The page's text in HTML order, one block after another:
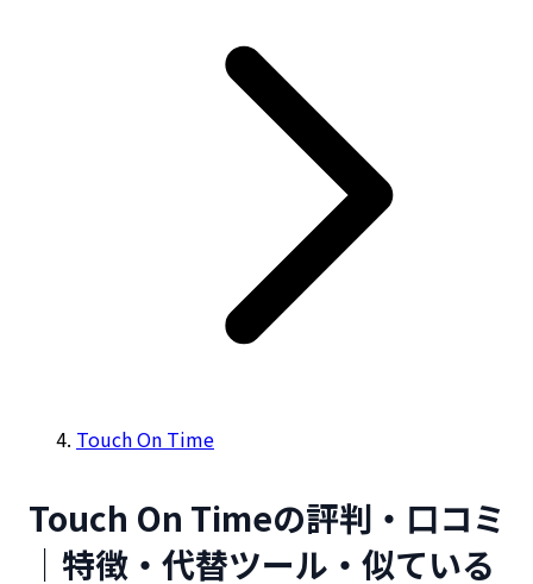
Touch On Time
Touch On Timeの評判・口コミ
｜特徴・代替ツール・似ている